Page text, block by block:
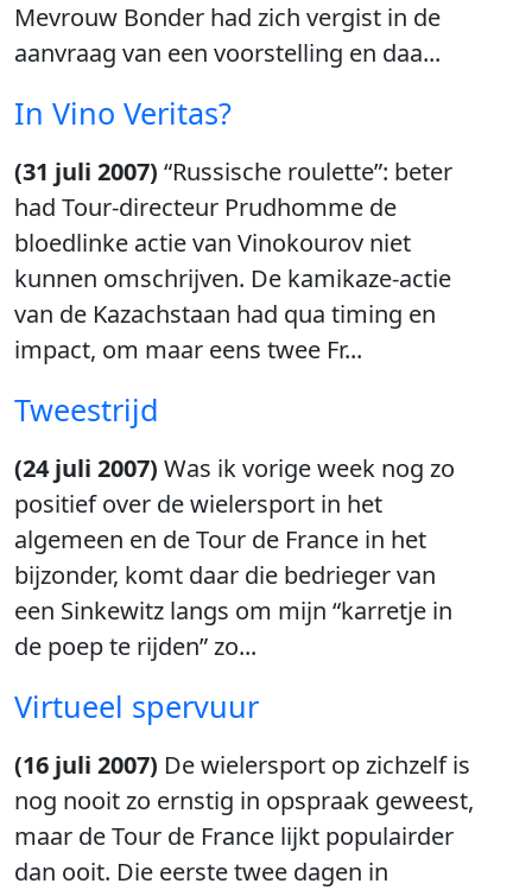
Mevrouw Bonder had zich vergist in de
aanvraag van een voorstelling en daa...
In Vino Veritas?
(31 juli 2007) “Russische roulette”: beter
had Tour-directeur Prudhomme de
bloedlinke actie van Vinokourov niet
kunnen omschrijven. De kamikaze-actie
van de Kazachstaan had qua timing en
impact, om maar eens twee Fr...
Tweestrijd
(24 juli 2007) Was ik vorige week nog zo
positief over de wielersport in het
algemeen en de Tour de France in het
bijzonder, komt daar die bedrieger van
een Sinkewitz langs om mijn “karretje in
de poep te rijden” zo...
Virtueel spervuur
(16 juli 2007) De wielersport op zichzelf is
nog nooit zo ernstig in opspraak geweest,
maar de Tour de France lijkt populairder
dan ooit. Die eerste twee dagen in